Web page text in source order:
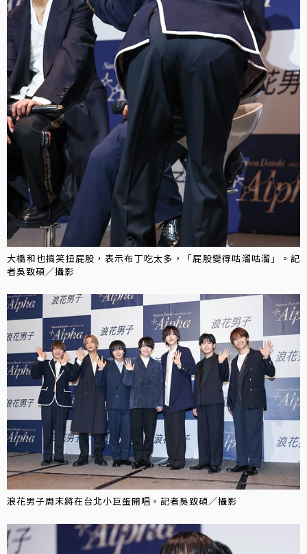
大橋和也搞笑扭屁股，表示布丁吃太多，「屁股變得咕溜咕溜」。記
者吳致碩／攝影
浪花男子周末將在台北小巨蛋開唱。記者吳致碩／攝影